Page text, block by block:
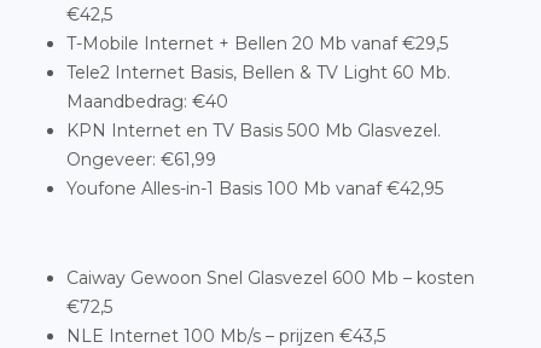
€42,5
T-Mobile Internet + Bellen 20 Mb vanaf €29,5
Tele2 Internet Basis, Bellen & TV Light 60 Mb.
Maandbedrag: €40
KPN Internet en TV Basis 500 Mb Glasvezel.
Ongeveer: €61,99
Youfone Alles-in-1 Basis 100 Mb vanaf €42,95
Caiway Gewoon Snel Glasvezel 600 Mb – kosten
€72,5
NLE Internet 100 Mb/s – prijzen €43,5